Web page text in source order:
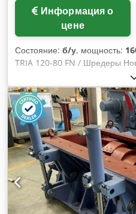
цене
Состояние: б/у, мощность:
TRIA 120-80 FN / Шредеры
новые подшипники Codezmc
кВт Роторные ножи: 5x2
ротора: 700 мм Ширина
отверстие: 800 x 1200 мм